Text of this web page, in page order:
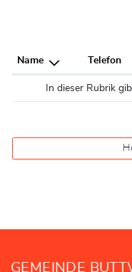
Name Telefon
In dieser Rubrik
GEMEINDE